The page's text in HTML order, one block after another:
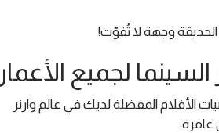
وجهة لا تُفوّت!
لجميع الأعمار
الأفلام المفضلة لديك في عالم وارنر
غامرة.